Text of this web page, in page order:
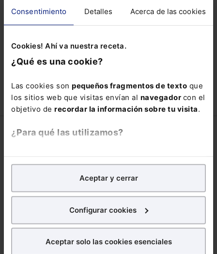
Consentimiento Detalles Acerca de las cookies
Cookies! Ahí va nuestra receta.
¿Qué es una cookie?
Las cookies son pequeños fragmentos de texto que
los sitios web que visitas envían al navegador con el
objetivo de recordar la información sobre tu visita.
¿Para qué las utilizamos?
analíticospara tratar demejorar tu experienciaen
nuestra página web. También con fines publicitarios,
para poder mostrarte publicidad y contenidos de tu
¿Qué puedes hacer?
Aceptar y cerrar
Configurar cookies
Aceptar solo las cookies esenciales
¿Has olvidado tu contraseña?
Si todavía no te has suscrito, no pierdas
está oportunidad y adquiere tu acceso
150,00€ 90,00€
COMPRAR
Corporativo
Nuestro equipo
Librerías asociadas
Formularios Jurídicos